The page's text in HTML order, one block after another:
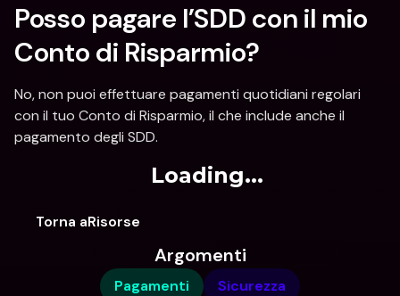
Posso pagare l’SDD con il mio
Conto di Risparmio?
No, non puoi effettuare pagamenti quotidiani regolari
con il tuo Conto di Risparmio, il che include anche il
pagamento degli SDD.
Loading...
Torna aRisorse
Argomenti
Pagamenti Sicurezza